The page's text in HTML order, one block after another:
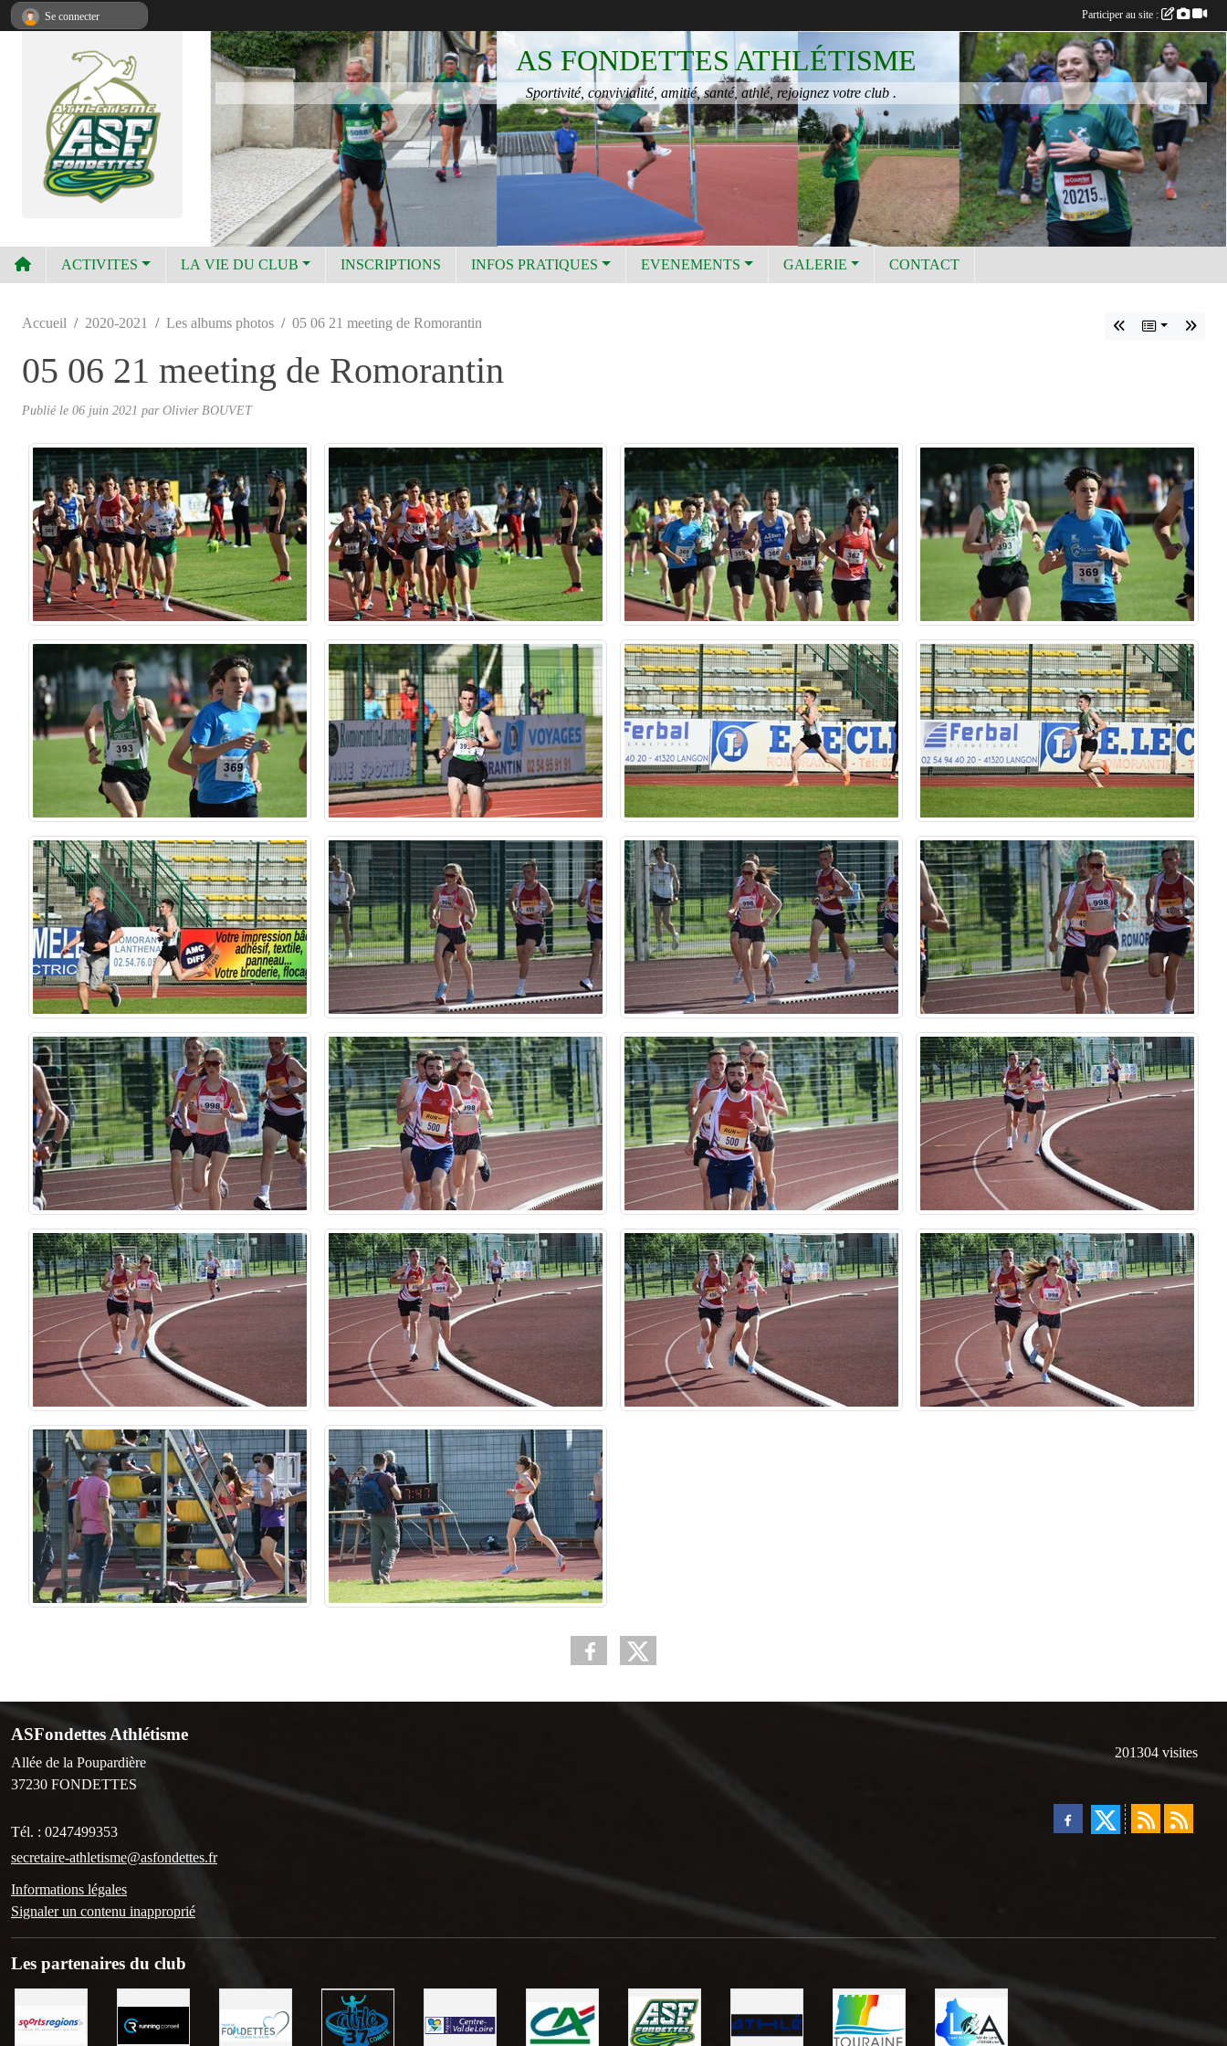
AS FONDETTES ATHLÉTISME
Sportivité, convivialité, amitié, santé, athlé, rejoignez votre club .
ACTIVITES LA VIE DU CLUB INSCRIPTIONS INFOS PRATIQUES EVENEMENTS GALERIE CONTACT
Accueil 2020-2021 Les albums photos 05 06 21 meeting de Romorantin
05 06 21 meeting de Romorantin
Publié le 06 juin 2021 par Olivier BOUVET
ASFondettes Athlétisme
Allée de la Poupardière
37230 FONDETTES
Tél. : 0247499353
secretaire-athletisme@asfondettes.fr
Informations légales
Signaler un contenu inapproprié
201304 visites
Les partenaires du club
Se connecter Participer au site :
Panneau de gestion des cookies